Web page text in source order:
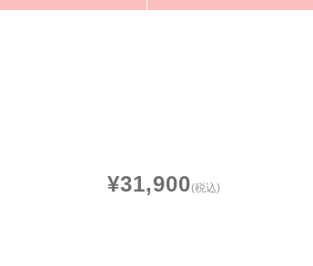
¥31,900(税込)